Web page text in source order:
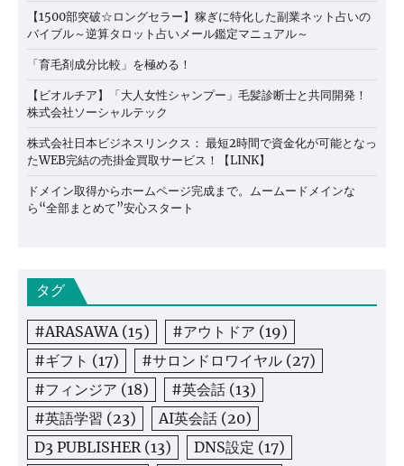
【1500部突破☆ロングセラー】稼ぎに特化した副業ネット占いの
バイブル～逆算タロット占いメール鑑定マニュアル～
「育毛剤成分比較」を極める！
【ビオルチア】「大人女性シャンプー」毛髪診断士と共同開発！
株式会社ソーシャルテック
株式会社日本ビジネスリンクス： 最短2時間で資金化が可能となっ
たWEB完結の売掛金買取サービス！【LINK】
ドメイン取得からホームページ完成まで。ムームードメインな
ら“全部まとめて”安心スタート
タグ
#ARASAWA(15) #アウトドア (19)
#ギフト (17) #サロンドロワイヤル (27)
#フィンジア (18) #英会話 (13)
#英語学習 (23) AI英会話 (20)
D3 PUBLISHER(13) DNS設定 (17)